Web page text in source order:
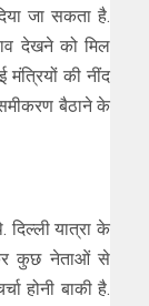
जा सकता है.
देखने को मिल
की नींद
समीकरण बैठाने के
दिल्ली यात्रा के
कुछ नेताओं से
होनी बाकी है.